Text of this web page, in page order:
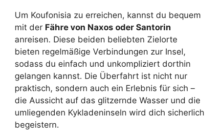
Um Koufonisia zu erreichen, kannst du bequem
mit der Fähre von Naxos oder Santorin
anreisen. Diese beiden beliebten Zielorte
bieten regelmäßige Verbindungen zur Insel,
sodass du einfach und unkompliziert dorthin
gelangen kannst. Die Überfahrt ist nicht nur
praktisch, sondern auch ein Erlebnis für sich –
die Aussicht auf das glitzernde Wasser und die
umliegenden Kykladeninseln wird dich sicherlich
begeistern.